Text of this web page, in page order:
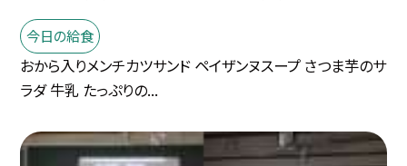
今日の給食
おから入りメンチカツサンド ペイザンヌスープ さつま芋のサ
ラダ 牛乳 たっぷりの...